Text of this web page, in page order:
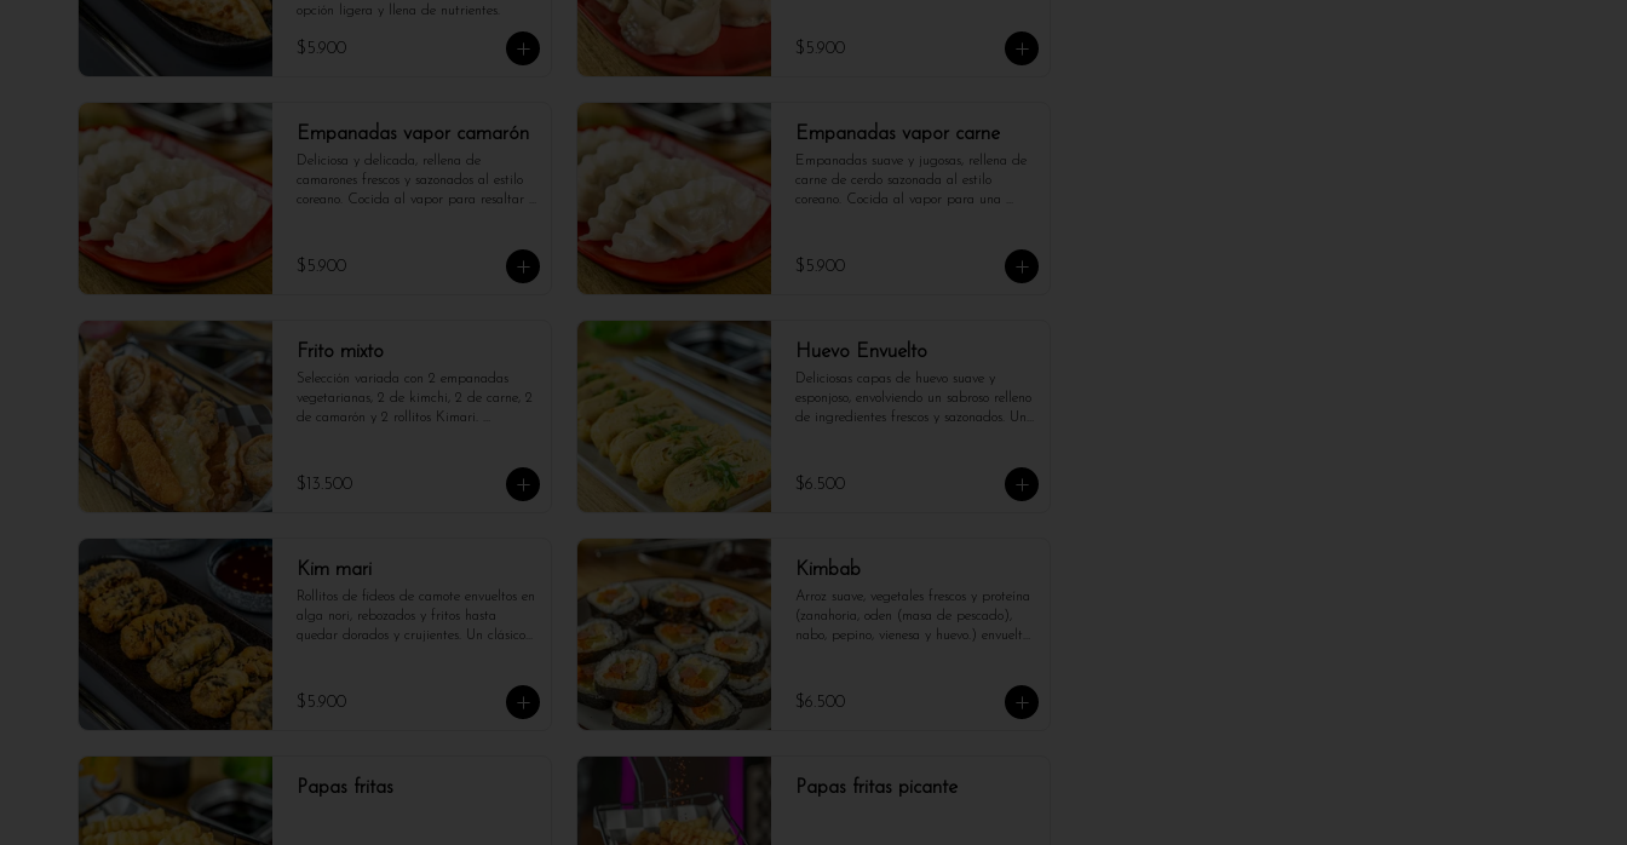
opción ligera y llena de nutrientes.
$5.900
soja.
$5.900
Empanadas vapor camarón
Deliciosa y delicada, rellena de
camarones frescos y sazonados al estilo
coreano. Cocida al vapor para resaltar
$5.900
Empanadas vapor carne
Empanadas suave y jugosas, rellena de
carne de cerdo sazonada al estilo
coreano. Cocida al vapor para una
*Foto referencial , puede variar cantidad
y tamaño*
$5.900
Frito mixto
Selección variada con 2 empanadas
vegetarianas, 2 de kimchi, 2 de carne, 2
de camarón y 2 rollitos Kimari.
$13.500
Huevo Envuelto
Deliciosas capas de huevo suave y
esponjoso, envolviendo un sabroso relleno
de ingredientes frescos y sazonados. Un
$6.500
Kim mari
Rollitos de fideos de camote envueltos en
alga nori, rebozados y fritos hasta
quedar dorados y crujientes. Un clásico
$5.900
Kimbab
Arroz suave, vegetales frescos y proteína
(zanahoria, oden (masa de pescado),
nabo, pepino, vienesa y huevo.) envueltos
disfrutar en cualquier momento del día.
$6.500
Papas fritas Papas fritas picante